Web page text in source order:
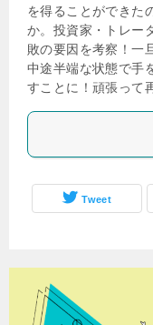
を得ることができた
か。投資家・トレー
敗の要因を考察！一
中途半端な状態で手
すことに！頑張って
Tweet